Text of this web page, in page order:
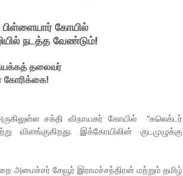
கோயில்
நடத்த வேண்டும்!
தலைவர்
கோரிக்கை!
சக்தி விநாயகர் கோயில் “கலெக்டர்
விளங்குகிறது. இக்கோயிலின் குடமுழுக்கு
அமைச்சர் சேவூர் இராமச்சந்திரன் மற்றும் தமிழ்